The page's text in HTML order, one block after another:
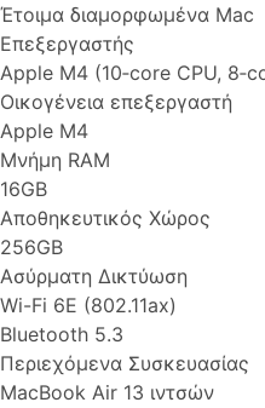
Έτοιμα διαμορφωμένα Mac
Επεξεργαστής
Apple M4 (10‑core CPU,
Οικογένεια επεξεργαστή
Apple M4
Μνήμη RAM
16GB
Αποθηκευτικός Χώρος
256GB
Ασύρματη Δικτύωση
Wi-Fi 6E (802.11ax)
Bluetooth 5.3
Περιεχόμενα Συσκευασίας
MacBook Air 13 ιντσών